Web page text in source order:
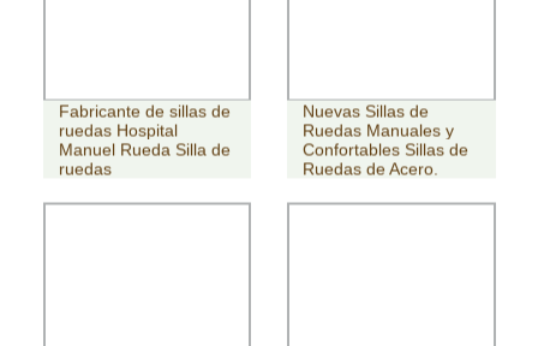
Fabricante de sillas de
ruedas Hospital
Manuel Rueda Silla de
ruedas
Nuevas Sillas de
Ruedas Manuales y
Confortables Sillas de
Ruedas de Acero.